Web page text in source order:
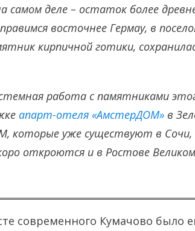
самом деле – остаток более
восточнее Гермау, в
кирпичной готики,
работа с памятниками
апарт-отеля «АмстерДОМ» в
которые уже существуют в Сочи,
откроются и в Ростове
современного Кумачово было